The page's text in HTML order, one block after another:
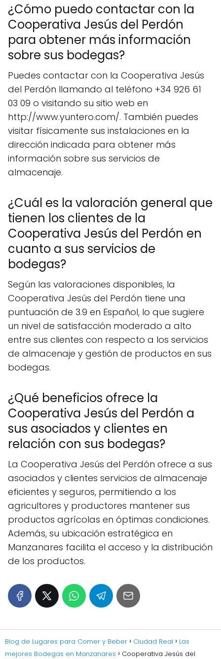
¿Cómo puedo contactar con la
Cooperativa Jesús del Perdón
para obtener más información
sobre sus bodegas?
Puedes contactar con la Cooperativa Jesús
del Perdón llamando al teléfono +34 926 61
03 09 o visitando su sitio web en
http://www.yuntero.com/. También puedes
visitar físicamente sus instalaciones en la
dirección indicada para obtener más
información sobre sus servicios de
almacenaje.
¿Cuál es la valoración general que
tienen los clientes de la
Cooperativa Jesús del Perdón en
cuanto a sus servicios de
bodegas?
Según las valoraciones disponibles, la
Cooperativa Jesús del Perdón tiene una
puntuación de 3.9 en Español, lo que sugiere
un nivel de satisfacción moderado a alto
entre sus clientes con respecto a los servicios
de almacenaje y gestión de productos en sus
bodegas.
¿Qué beneficios ofrece la
Cooperativa Jesús del Perdón a
sus asociados y clientes en
relación con sus bodegas?
La Cooperativa Jesús del Perdón ofrece a sus
asociados y clientes servicios de almacenaje
eficientes y seguros, permitiendo a los
agricultores y productores mantener sus
productos agrícolas en óptimas condiciones.
Además, su ubicación estratégica en
Manzanares facilita el acceso y la distribución
de los productos.
Blog de Lugares para Comer y Beber Ciudad Real
Las
mejores Bodegas en Manzanares
Cooperativa Jesús del